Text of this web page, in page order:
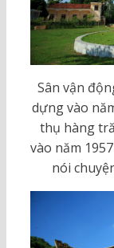
Sân vận
dựng vào
thụ hàng
vào năm
nói